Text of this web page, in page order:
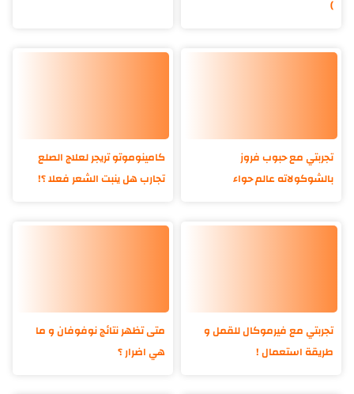
تجربتي مع حبوب فروز
بالشوكولاته عالم حواء
كامينوموتو تريجر لعلاج الصلع
تجارب هل ينبت الشعر فعلا ؟!
تجربتي مع فيرموكال للقمل و
طريقة استعمال !
متى تظهر نتائج نوفوفان و ما
هي اضرار ؟